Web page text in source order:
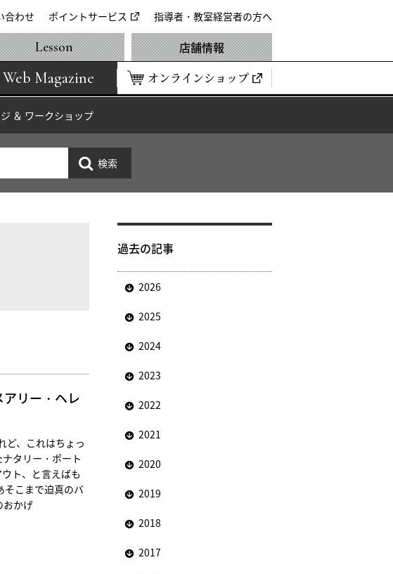
合わせ ポイントサービス 指導者・教室経営者の方へ
Web Magazine オンラインショップ
Lesson 店舗情報
＆ ワークショップ
リー・ヘレ
ど、これはちょっ
タリー・ポート
ト、と言えばも
そこまで迫真のバ
おかげ
過去の記事
2026
2025
2024
2023
2022
2021
2020
2019
2018
2017